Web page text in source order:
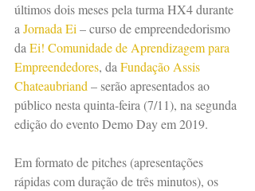
últimos dois meses pela turma HX4 durante
a Jornada Ei – curso de empreendedorismo
da Ei! Comunidade de Aprendizagem para
Empreendedores, da Fundação Assis
Chateaubriand – serão apresentados ao
público nesta quinta-feira (7/11), na segunda
edição do evento Demo Day em 2019.
Em formato de pitches (apresentações
rápidas com duração de três minutos), os